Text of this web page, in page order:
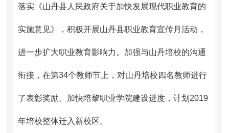
落实《山丹县人民政府关于加快发展现代职业教育的
实施意见》，积极开展山丹县职业教育宣传月活动，
进一步扩大职业教育影响力。加强与山丹培校的沟通
衔接，在第34个教师节上，对山丹培校四名教师进行
了表彰奖励。加快培黎职业学院建设进度，计划2019
年培校整体迁入新校区。